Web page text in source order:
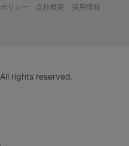
リシー 会社概要
採用情報
rights reserved.